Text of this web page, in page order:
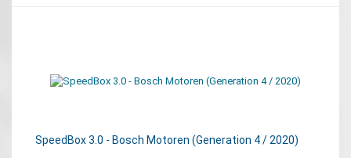
SpeedBox 3.0 - Bosch Motoren (Generation 4 / 2020)